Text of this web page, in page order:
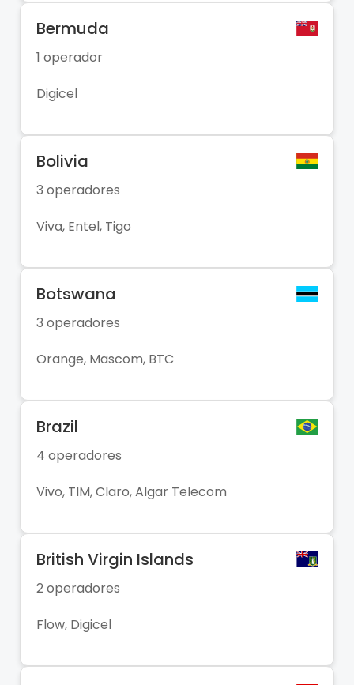
Bermuda
1 operador
Digicel
Bolivia
3 operadores
Viva, Entel, Tigo
Botswana
3 operadores
Orange, Mascom, BTC
Brazil
4 operadores
Vivo, TIM, Claro, Algar Telecom
British Virgin Islands
2 operadores
Flow, Digicel